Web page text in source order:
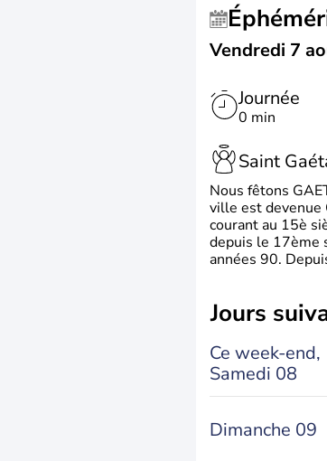
Vendredi 7
Journée
0 min
Saint
Nous fêtons
ville est devenue
courant au 15è
depuis le 17ème
années 90.
jours
Ce week-end,
Samedi 08
Dimanche 09